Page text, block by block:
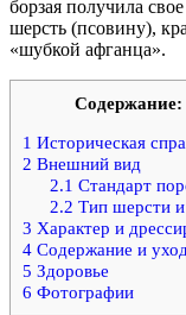
борзая получила
шерсть (псовину),
«шубкой афганца».
Содержание:
1 Историческая
2 Внешний вид
2.1 Стандарт
2.2 Тип шерсти и
3 Характер и
4 Содержание и уход
5 Здоровье
6 Фотографии